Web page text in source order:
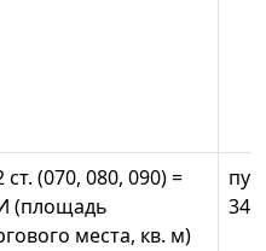
ст. (070, 080, 090) =
(площадь
места, кв. м)